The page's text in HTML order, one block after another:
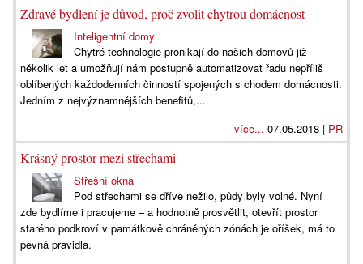
Zdravé bydlení je důvod, proč zvolit chytrou domácnost
Inteligentní domy
Chytré technologie pronikají do našich domovů již
několik let a umožňují nám postupně automatizovat řadu nepříliš
oblíbených každodenních činností spojených s chodem domácnosti.
Jedním z nejvýznamnějších benefitů,...
více... 07.05.2018 | PR
Krásný prostor mezi střechami
Střešní okna
Pod střechami se dříve nežilo, půdy byly volné. Nyní
zde bydlíme i pracujeme – a hodnotně prosvětlit, otevřít prostor
starého podkroví v památkově chráněných zónách je oříšek, má to
pevná pravidla.